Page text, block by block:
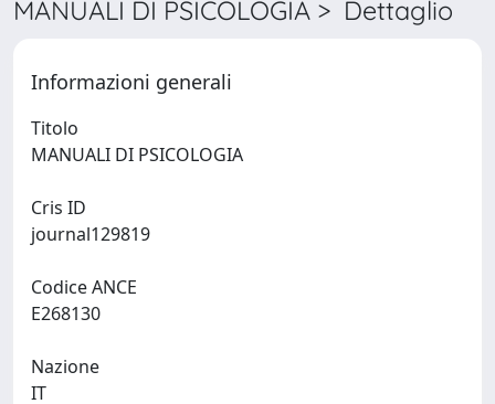
MANUALI DI PSICOLOGIA > Dettaglio
Informazioni generali
Titolo
Cris ID
Codice ANCE
Nazione